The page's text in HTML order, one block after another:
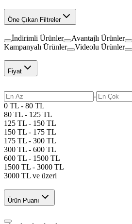
Öne Çıkan Filtreler
İndirimli Ürünler Avantajlı Ürünler
Kampanyalı Ürünler
Videolu Ürünler
Fiyat
-
0 TL - 80 TL
80 TL - 125 TL
125 TL - 150 TL
150 TL - 175 TL
175 TL - 300 TL
300 TL - 600 TL
600 TL - 1500 TL
1500 TL - 3000 TL
3000 TL ve üzeri
Ürün Puanı